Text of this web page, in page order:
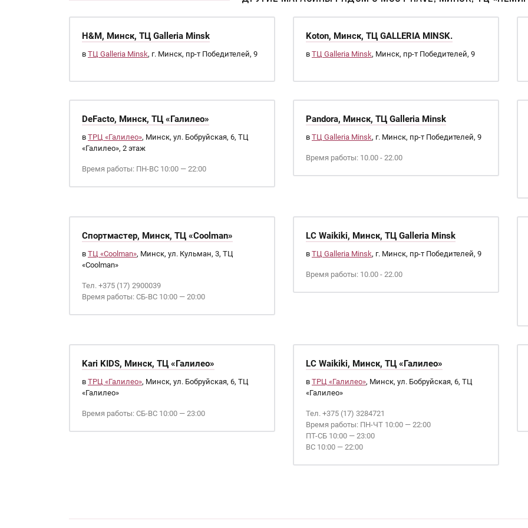
H&M, Минск, ТЦ Galleria Minsk
в ТЦ Galleria Minsk, г. Минск, пр-т Победителей, 9
Koton, Минск, ТЦ GALLERIA MINSK.
в ТЦ Galleria Minsk, Минск, пр-т Победителей, 9
DeFacto, Минск, ТЦ «Галилео»
в ТРЦ «Галилео», Минск, ул. Бобруйская, 6, ТЦ
«Галилео», 2 этаж
Время работы: ПН-ВС 10:00 — 22:00
Pandora, Минск, ТЦ Galleria Minsk
в ТЦ Galleria Minsk, г. Минск, пр-т Победителей, 9
Время работы: 10.00 - 22.00
Спортмастер, Минск, ТЦ «Coolman»
в ТЦ «Coolman», Минск, ул. Кульман, 3, ТЦ
«Coolman»
Тел. +375 (17) 2900039
Время работы: СБ-ВС 10:00 — 20:00
LC Waikiki, Минск, ТЦ Galleria Minsk
в ТЦ Galleria Minsk, г. Минск, пр-т Победителей, 9
Время работы: 10.00 - 22.00
Kari KIDS, Минск, ТЦ «Галилео»
в ТРЦ «Галилео», Минск, ул. Бобруйская, 6, ТЦ
«Галилео»
Время работы: СБ-ВС 10:00 — 23:00
LC Waikiki, Минск, ТЦ «Галилео»
в ТРЦ «Галилео», Минск, ул. Бобруйская, 6, ТЦ
«Галилео»
Тел. +375 (17) 3284721
Время работы: ПН-ЧТ 10:00 — 22:00
ПТ-СБ 10:00 — 23:00
ВС 10:00 — 22:00